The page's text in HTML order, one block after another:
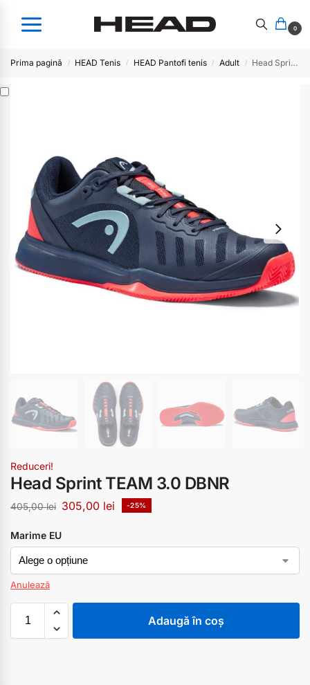
0
Prima pagină / HEAD Tenis / HEAD Pantofi tenis / Adult / Head Sprint TEAM 3.0 DBNR
Reduceri!
Head Sprint TEAM 3.0 DBNR
405,00lei 305,00 lei -25%
Marime EU
Anulează
Adaugă în coș